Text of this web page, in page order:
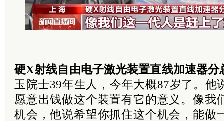
硬X射线自由电子激光装置直线加速器分
玉院士39年生人，今年大概87岁了。他
愿意出钱做这个装置有它的意义。像我
机会，他说希望你抓住这个机会，能做